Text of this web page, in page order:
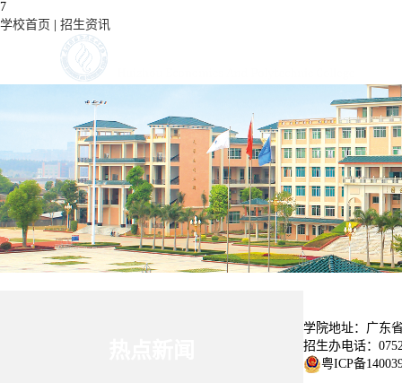
7
学校首页
招生资讯
学院地址：广东
招生办电话：
粤ICP备